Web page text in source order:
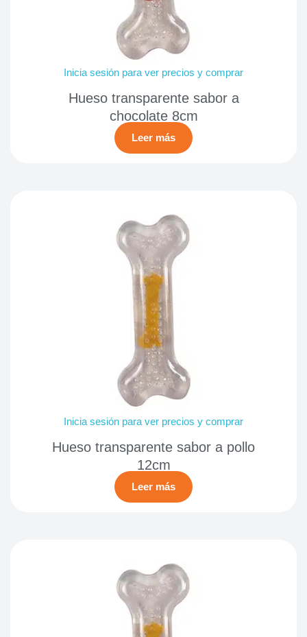
Inicia sesión para ver precios y comprar
Hueso transparente sabor a
chocolate 8cm
Leer más
Inicia sesión para ver precios y comprar
Hueso transparente sabor a pollo
12cm
Leer más